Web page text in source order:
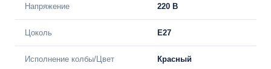
Напряжение 220 В
Цоколь E27
Исполнение колбы/Цвет Красный